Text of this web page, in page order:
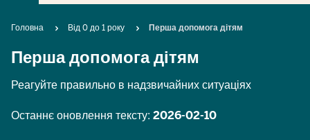
Breadcrumb
Головна Від 0 до 1 року Перша допомога дітям
Перша допомога дітям
Реагуйте правильно в надзвичайних ситуаціях
Останнє оновлення тексту: 2026-02-10